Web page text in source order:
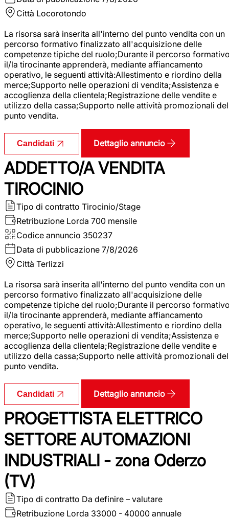
Città Locorotondo
La risorsa sarà inserita all'interno del punto vendita con un
percorso formativo finalizzato all'acquisizione delle
competenze tipiche del ruolo;Durante il percorso
il/la tirocinante apprenderà, mediante affiancamento
operativo, le seguenti attività:Allestimento e riordino della
merce;Supporto nelle operazioni di vendita;Assistenza e
accoglienza della clientela;Registrazione delle vendite e
utilizzo della cassa;Supporto nelle attività promozionali del
punto vendita.
Candidati Dettaglio annuncio
ADDETTO/A VENDITA
TIROCINIO
Tipo di contratto Tirocinio/Stage
Retribuzione Lorda 700 mensile
Codice annuncio 350237
Data di pubblicazione 7/8/2026
Città Terlizzi
La risorsa sarà inserita all'interno del punto vendita con un
percorso formativo finalizzato all'acquisizione delle
competenze tipiche del ruolo;Durante il percorso
il/la tirocinante apprenderà, mediante affiancamento
operativo, le seguenti attività:Allestimento e riordino della
merce;Supporto nelle operazioni di vendita;Assistenza e
accoglienza della clientela;Registrazione delle vendite e
utilizzo della cassa;Supporto nelle attività promozionali del
punto vendita.
Candidati Dettaglio annuncio
PROGETTISTA ELETTRICO
SETTORE AUTOMAZIONI
INDUSTRIALI - zona Oderzo
(TV)
Tipo di contratto Da definire – valutare
Retribuzione Lorda 33000 - 40000 annuale